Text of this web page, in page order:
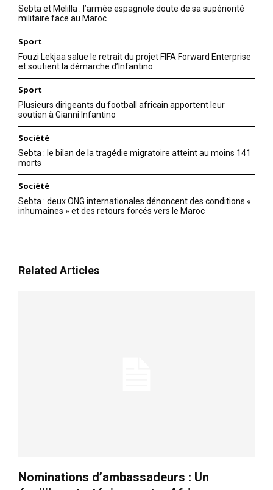
S'ABONNER MAINTENANT
Insight Publications
Nous contacter
Sebta et Melilla : l’armée espagnole doute de sa supériorité
militaire face au Maroc
Sport
Fouzi Lekjaa salue le retrait du projet FIFA Forward Enterprise
et soutient la démarche d’Infantino
Sport
Plusieurs dirigeants du football africain apportent leur
soutien à Gianni Infantino
Société
Sebta : le bilan de la tragédie migratoire atteint au moins 141
morts
Société
Sebta : deux ONG internationales dénoncent des conditions «
inhumaines » et des retours forcés vers le Maroc
Related Articles
Nominations d’ambassadeurs : Un